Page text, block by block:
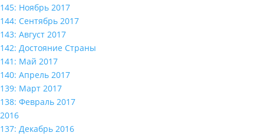
145: Ноябрь 2017
144: Сентябрь 2017
143: Август 2017
142: Достояние Страны
141: Май 2017
140: Апрель 2017
139: Март 2017
138: Февраль 2017
2016
137: Декабрь 2016